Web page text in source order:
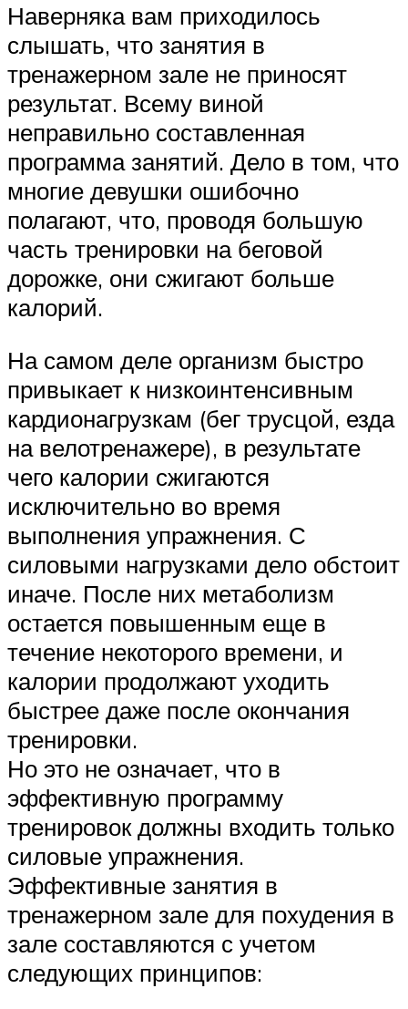
Наверняка вам приходилось
слышать, что занятия в
тренажерном зале не приносят
результат. Всему виной
неправильно составленная
программа занятий. Дело в том, что
многие девушки ошибочно
полагают, что, проводя большую
часть тренировки на беговой
дорожке, они сжигают больше
калорий.
На самом деле организм быстро
привыкает к низкоинтенсивным
кардионагрузкам (бег трусцой, езда
на велотренажере), в результате
чего калории сжигаются
исключительно во время
выполнения упражнения. С
силовыми нагрузками дело обстоит
иначе. После них метаболизм
остается повышенным еще в
течение некоторого времени, и
калории продолжают уходить
быстрее даже после окончания
тренировки.
Но это не означает, что в
эффективную программу
тренировок должны входить только
силовые упражнения.
Эффективные занятия в
тренажерном зале для похудения в
зале составляются с учетом
следующих принципов: